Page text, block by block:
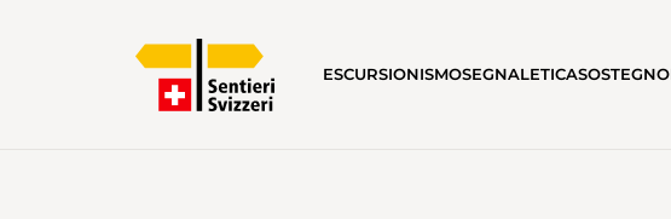
ESCURSIONISMOSEGNALETICASOSTEGNO